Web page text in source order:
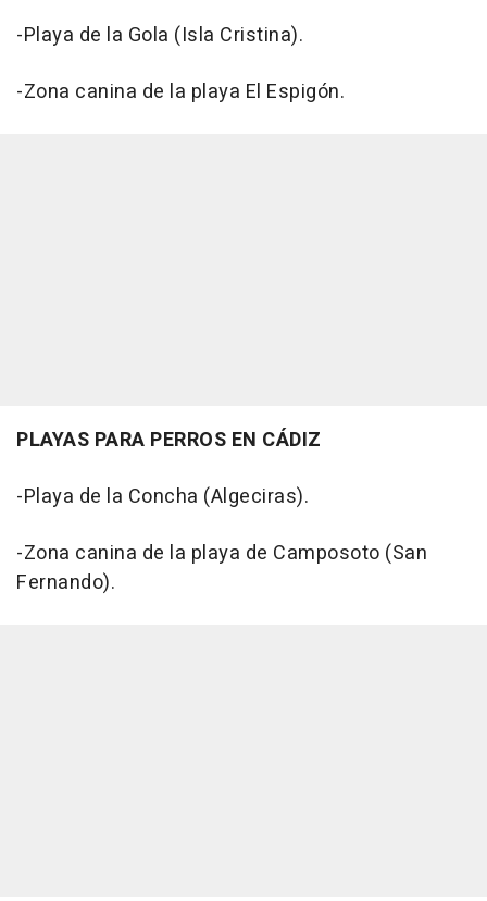
-Playa de la Gola (Isla Cristina).
-Zona canina de la playa El Espigón.
PLAYAS PARA PERROS EN CÁDIZ
-Playa de la Concha (Algeciras).
-Zona canina de la playa de Camposoto (San
Fernando).